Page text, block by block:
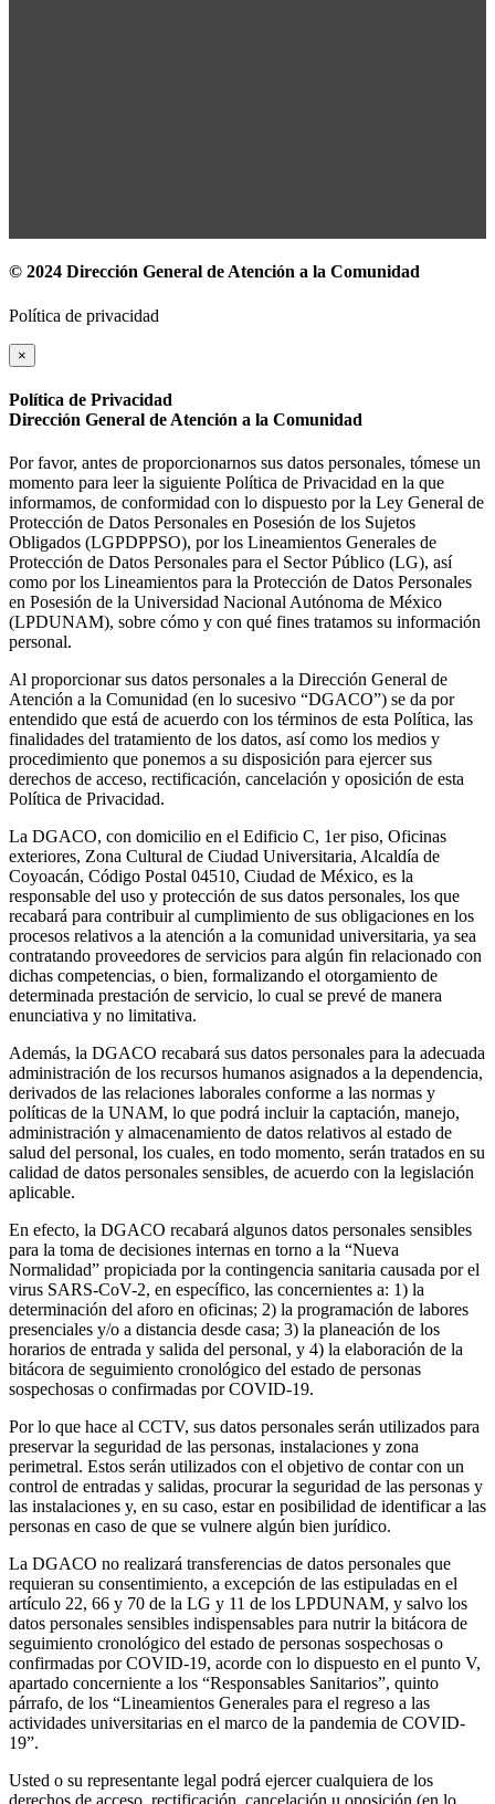
© 2024 Dirección General de Atención a la Comunidad
Política de privacidad
×
Política de Privacidad
Dirección General de Atención a la Comunidad
Por favor, antes de proporcionarnos sus datos personales, tómese un
momento para leer la siguiente Política de Privacidad en la que
informamos, de conformidad con lo dispuesto por la Ley General de
Protección de Datos Personales en Posesión de los Sujetos
Obligados (LGPDPPSO), por los Lineamientos Generales de
Protección de Datos Personales para el Sector Público (LG), así
como por los Lineamientos para la Protección de Datos Personales
en Posesión de la Universidad Nacional Autónoma de México
(LPDUNAM), sobre cómo y con qué fines tratamos su información
personal.
Al proporcionar sus datos personales a la Dirección General de
Atención a la Comunidad (en lo sucesivo “DGACO”) se da por
entendido que está de acuerdo con los términos de esta Política, las
finalidades del tratamiento de los datos, así como los medios y
procedimiento que ponemos a su disposición para ejercer sus
derechos de acceso, rectificación, cancelación y oposición de esta
Política de Privacidad.
La DGACO, con domicilio en el Edificio C, 1er piso, Oficinas
exteriores, Zona Cultural de Ciudad Universitaria, Alcaldía de
Coyoacán, Código Postal 04510, Ciudad de México, es la
responsable del uso y protección de sus datos personales, los que
recabará para contribuir al cumplimiento de sus obligaciones en los
procesos relativos a la atención a la comunidad universitaria, ya sea
contratando proveedores de servicios para algún fin relacionado con
dichas competencias, o bien, formalizando el otorgamiento de
determinada prestación de servicio, lo cual se prevé de manera
enunciativa y no limitativa.
Además, la DGACO recabará sus datos personales para la adecuada
administración de los recursos humanos asignados a la dependencia,
derivados de las relaciones laborales conforme a las normas y
políticas de la UNAM, lo que podrá incluir la captación, manejo,
administración y almacenamiento de datos relativos al estado de
salud del personal, los cuales, en todo momento, serán tratados en su
calidad de datos personales sensibles, de acuerdo con la legislación
aplicable.
En efecto, la DGACO recabará algunos datos personales sensibles
para la toma de decisiones internas en torno a la “Nueva
Normalidad” propiciada por la contingencia sanitaria causada por el
virus SARS-CoV-2, en específico, las concernientes a: 1) la
determinación del aforo en oficinas; 2) la programación de labores
presenciales y/o a distancia desde casa; 3) la planeación de los
horarios de entrada y salida del personal, y 4) la elaboración de la
bitácora de seguimiento cronológico del estado de personas
sospechosas o confirmadas por COVID-19.
Por lo que hace al CCTV, sus datos personales serán utilizados para
preservar la seguridad de las personas, instalaciones y zona
perimetral. Estos serán utilizados con el objetivo de contar con un
control de entradas y salidas, procurar la seguridad de las personas y
las instalaciones y, en su caso, estar en posibilidad de identificar a las
personas en caso de que se vulnere algún bien jurídico.
La DGACO no realizará transferencias de datos personales que
requieran su consentimiento, a excepción de las estipuladas en el
artículo 22, 66 y 70 de la LG y 11 de los LPDUNAM, y salvo los
datos personales sensibles indispensables para nutrir la bitácora de
seguimiento cronológico del estado de personas sospechosas o
confirmadas por COVID-19, acorde con lo dispuesto en el punto V,
apartado concerniente a los “Responsables Sanitarios”, quinto
párrafo, de los “Lineamientos Generales para el regreso a las
actividades universitarias en el marco de la pandemia de COVID-
19”.
Usted o su representante legal podrá ejercer cualquiera de los